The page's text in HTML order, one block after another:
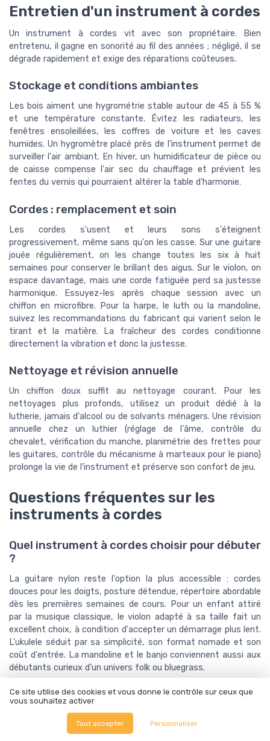
Entretien d'un instrument à cordes
Un instrument à cordes vit avec son propriétaire. Bien
entretenu, il gagne en sonorité au fil des années ; négligé, il se
dégrade rapidement et exige des réparations coûteuses.
Stockage et conditions ambiantes
Les bois aiment une hygrométrie stable autour de 45 à 55 %
et une température constante. Évitez les radiateurs, les
fenêtres ensoleillées, les coffres de voiture et les caves
humides. Un hygromètre placé près de l'instrument permet de
surveiller l'air ambiant. En hiver, un humidificateur de pièce ou
de caisse compense l'air sec du chauffage et prévient les
fentes du vernis qui pourraient altérer la table d'harmonie.
Cordes : remplacement et soin
Les cordes s'usent et leurs sons s'éteignent
progressivement, même sans qu'on les casse. Sur une guitare
jouée régulièrement, on les change toutes les six à huit
semaines pour conserver le brillant des aigus. Sur le violon, on
espace davantage, mais une corde fatiguée perd sa justesse
harmonique. Essuyez-les après chaque session avec un
chiffon en microfibre. Pour la harpe, le luth ou la mandoline,
suivez les recommandations du fabricant qui varient selon le
tirant et la matière. La fraîcheur des cordes conditionne
directement la vibration et donc la justesse.
Nettoyage et révision annuelle
Un chiffon doux suffit au nettoyage courant. Pour les
nettoyages plus profonds, utilisez un produit dédié à la
lutherie, jamais d'alcool ou de solvants ménagers. Une révision
annuelle chez un luthier (réglage de l'âme, contrôle du
chevalet, vérification du manche, planimétrie des frettes pour
les guitares, contrôle du mécanisme à marteaux pour le piano)
prolonge la vie de l'instrument et préserve son confort de jeu.
Questions fréquentes sur les
instruments à cordes
Quel instrument à cordes choisir pour débuter
?
La guitare nylon reste l'option la plus accessible : cordes
douces pour les doigts, posture détendue, répertoire abordable
dès les premières semaines de cours. Pour un enfant attiré
par la musique classique, le violon adapté à sa taille fait un
excellent choix, à condition d'accepter un démarrage plus lent.
L'ukulele séduit par sa simplicité, son format nomade et son
coût d'entrée. La mandoline et le banjo conviennent aussi aux
débutants curieux d'un univers folk ou bluegrass.
Comment les instruments à cordes
accompagnent-ils la voix ?
La harpe et le clavier ont historiquement été les compagnons
Ce site utilise des cookies et vous donne le contrôle sur ceux que
vous souhaitez activer
Tout accepter Personnaliser